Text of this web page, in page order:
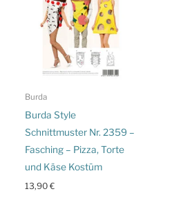
Burda
Burda Style
Schnittmuster Nr. 2359 –
Fasching – Pizza, Torte
und Käse Kostüm
13,90€